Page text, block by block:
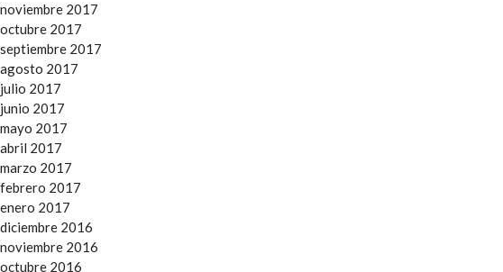
noviembre 2017
octubre 2017
septiembre 2017
agosto 2017
julio 2017
junio 2017
mayo 2017
abril 2017
marzo 2017
febrero 2017
enero 2017
diciembre 2016
noviembre 2016
octubre 2016